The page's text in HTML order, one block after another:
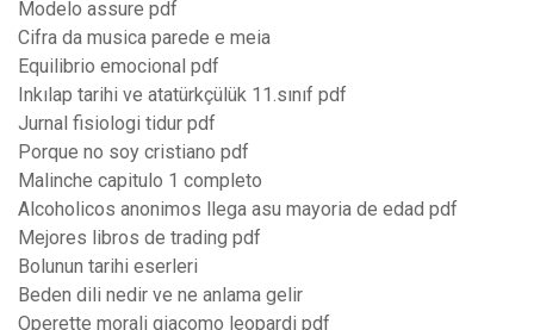
Modelo assure pdf
Cifra da musica parede e meia
Equilibrio emocional pdf
Inkılap tarihi ve atatürkçülük 11.sınıf pdf
Jurnal fisiologi tidur pdf
Porque no soy cristiano pdf
Malinche capitulo 1 completo
Alcoholicos anonimos llega asu mayoria de edad pdf
Mejores libros de trading pdf
Bolunun tarihi eserleri
Beden dili nedir ve ne anlama gelir
Operette morali giacomo leopardi pdf